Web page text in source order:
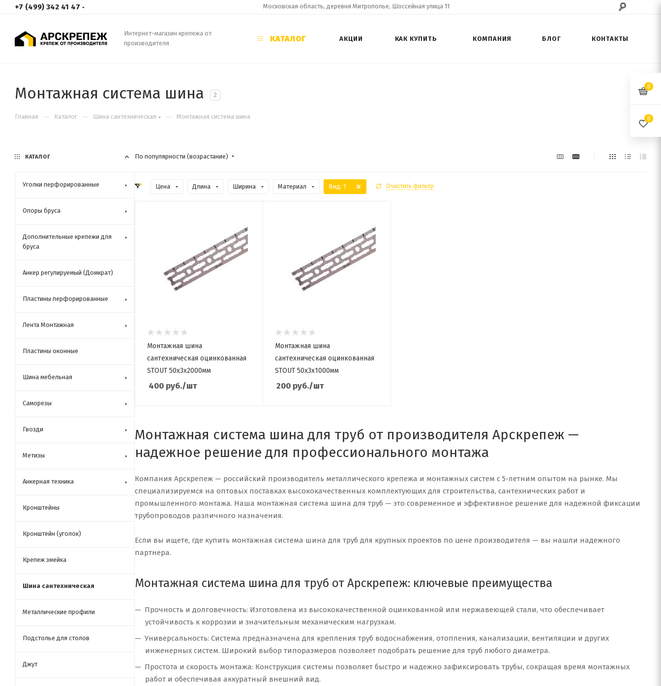
+7 (499) 342 41 47 Московская область, деревня Митрополье, Шоссейная улица 11
Интернет-магазин крепежа от
производителя
КАТАЛОГ АКЦИИ КАК КУПИТЬ КОМПАНИЯ БЛОГ КОНТАКТЫ
Монтажная система шина 2
Главная — Каталог — Шина сантехническая — Монтажная система шина
По популярности (возрастание)
Цена Длина Ширина Материал Вид: 1 Очистить фильтр
Монтажная шина
сантехническая оцинкованная
STOUT 50x3x2000мм
400 руб./шт
Монтажная шина
сантехническая оцинкованная
STOUT 50x3x1000мм
200руб./шт
Монтажная система шина для труб от производителя Арскрепеж —
надежное решение для профессионального монтажа
Компания Арскрепеж — российский производитель металлического крепежа и монтажных систем с 5-летним опытом на рынке. Мы
специализируемся на оптовых поставках высококачественных комплектующих для строительства, сантехнических работ и
промышленного монтажа. Наша монтажная система шина для труб — это современное и эффективное решение для надежной фиксации
трубопроводов различного назначения.
Если вы ищете, где купить монтажная система шина для труб для крупных проектов по цене производителя — вы нашли надежного
партнера.
Монтажная система шина для труб от Арскрепеж: ключевые преимущества
Прочность и долговечность: Изготовлена из высококачественной оцинкованной или нержавеющей стали, что обеспечивает
устойчивость к коррозии и значительным механическим нагрузкам.
Универсальность: Система предназначена для крепления труб водоснабжения, отопления, канализации, вентиляции и других
инженерных систем. Широкий выбор типоразмеров позволяет подобрать решение для труб любого диаметра.
Простота и скорость монтажа: Конструкция системы позволяет быстро и надежно зафиксировать трубы, сокращая время монтажных
работ и обеспечивая аккуратный внешний вид.
КАТАЛОГ
Уголки перфорированные
Опоры бруса
Дополнительные крепежи для
бруса
Анкер регулируемый (Домкрат)
Пластины перфорированные
Лента Монтажная
Пластины оконные
Шина мебельная
Саморезы
Гвозди
Метизы
Анкерная техника
Кронштейны
Кронштейн (уголок)
Крепеж змейка
Шина сантехническая
Металлические профили
Подстолье для столов
Джут
0
0